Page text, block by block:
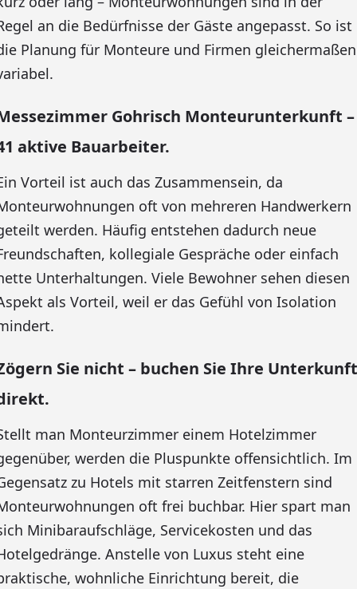
an die Bedürfnisse der Gäste angepasst. So ist
Planung für Monteure und Firmen gleichermaßen
Gohrisch Monteurunterkunft –
aktive Bauarbeiter.
Vorteil ist auch das Zusammensein, da
oft von mehreren Handwerkern
werden. Häufig entstehen dadurch neue
kollegiale Gespräche oder einfach
Unterhaltungen. Viele Bewohner sehen diesen
als Vorteil, weil er das Gefühl von Isolation
Sie nicht – buchen Sie Ihre Unterkunft
man Monteurzimmer einem Hotelzimmer
werden die Pluspunkte offensichtlich. Im
zu Hotels mit starren Zeitfenstern sind
oft frei buchbar. Hier spart man
Minibaraufschläge, Servicekosten und das
Anstelle von Luxus steht eine
wohnliche Einrichtung bereit, die